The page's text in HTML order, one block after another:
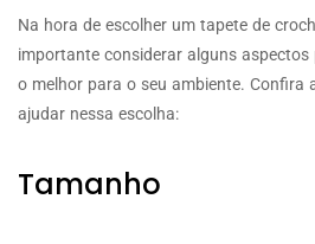
Na hora de escolher um tapete de
importante considerar alguns aspectos
o melhor para o seu ambiente. Confira
ajudar nessa escolha:
Tamanho